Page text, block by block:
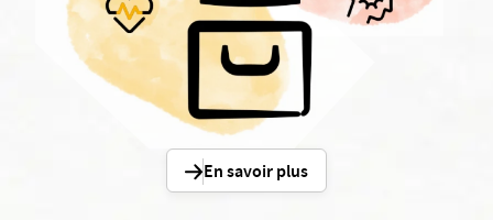
En savoir plus